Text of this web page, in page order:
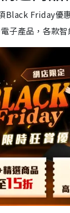
Black Friday優
子產品，各款